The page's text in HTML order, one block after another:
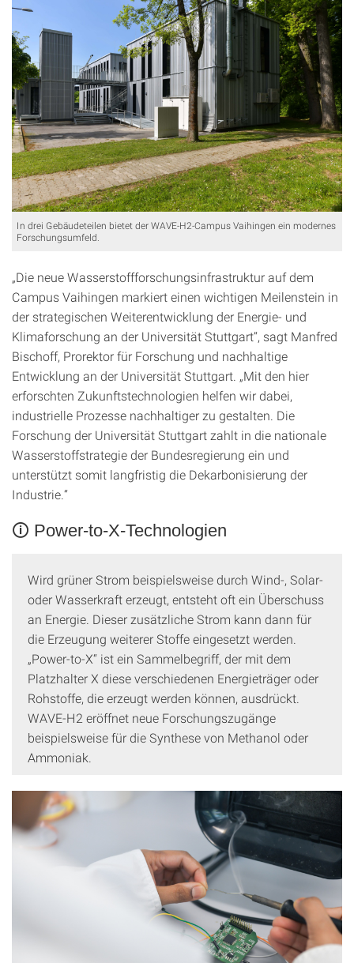
In drei Gebäudeteilen bietet der WAVE-H2-Campus Vaihingen ein modernes
Forschungsumfeld.
„Die neue Wasserstoffforschungsinfrastruktur auf dem
Campus Vaihingen markiert einen wichtigen Meilenstein in
der strategischen Weiterentwicklung der Energie- und
Klimaforschung an der Universität Stuttgart“, sagt Manfred
Bischoff, Prorektor für Forschung und nachhaltige
Entwicklung an der Universität Stuttgart. „Mit den hier
erforschten Zukunftstechnologien helfen wir dabei,
industrielle Prozesse nachhaltiger zu gestalten. Die
Forschung der Universität Stuttgart zahlt in die nationale
Wasserstoffstrategie der Bundesregierung ein und
unterstützt somit langfristig die Dekarbonisierung der
Industrie.“
🛈 Power-to-X-Technologien
Wird grüner Strom beispielsweise durch Wind-, Solar-
oder Wasserkraft erzeugt, entsteht oft ein Überschuss
an Energie. Dieser zusätzliche Strom kann dann für
die Erzeugung weiterer Stoffe eingesetzt werden.
„Power-to-X“ ist ein Sammelbegriff, der mit dem
Platzhalter X diese verschiedenen Energieträger oder
Rohstoffe, die erzeugt werden können, ausdrückt.
WAVE-H2 eröffnet neue Forschungszugänge
beispielsweise für die Synthese von Methanol oder
Ammoniak.